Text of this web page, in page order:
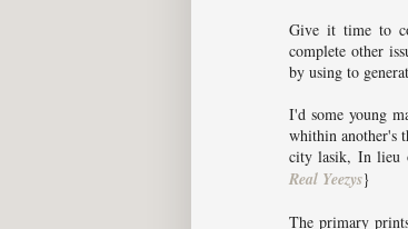
Give it time to
complete other
by using to
I'd some young
whithin another's
city lasik, In lieu
Real Yeezys}
The primary